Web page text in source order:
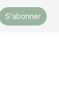
S'abonner